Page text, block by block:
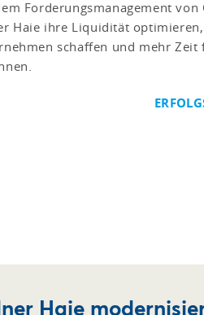
Forderungsmanagement
Haie ihre Liquidität
schaffen und mehr
Haie